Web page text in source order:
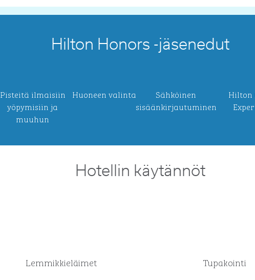
Hilton Honors -jäsenedut
Pisteitä ilmaisiin
yöpymisiin ja
muuhun
Huoneen valinta
Sähköinen
sisäänkirjautuminen
Hilton
Hotellin käytännöt
Lemmikkieläimet Tupakointi